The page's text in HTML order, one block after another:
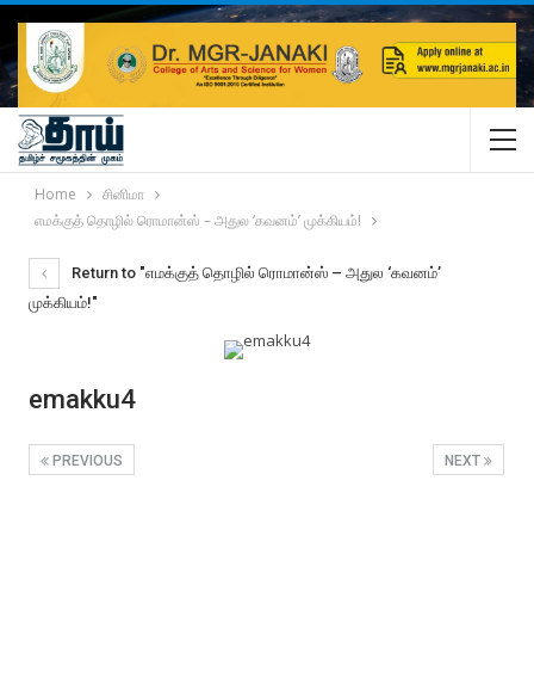
Home
சினிமா
எமக்குத் தொழில் ரொமான்ஸ் – அதுல ‘கவனம்’ முக்கியம்!
Return to "எமக்குத் தொழில் ரொமான்ஸ் – அதுல ‘கவனம்’
முக்கியம்!"
emakku4
NEXT
PREVIOUS